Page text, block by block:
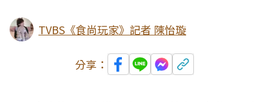
TVBS《食尚玩家》記者 陳怡璇
分享：